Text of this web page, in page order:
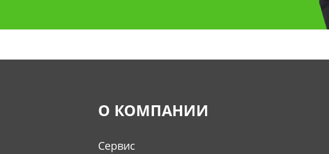
О КОМПАНИИ
Сервис